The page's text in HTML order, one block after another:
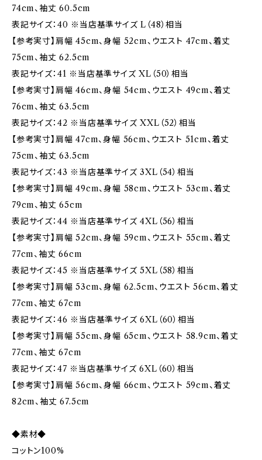
74cm、袖丈 60.5cm
表記サイズ：40 ※当店基準サイズ L（48）相当
【参考実寸】肩幅 45cm、身幅 52cm、ウエスト 47cm、着丈
75cm、袖丈 62.5cm
表記サイズ：41 ※当店基準サイズ XL（50）相当
【参考実寸】肩幅 46cm、身幅 54cm、ウエスト 49cm、着丈
76cm、袖丈 63.5cm
表記サイズ：42 ※当店基準サイズ XXL（52）相当
【参考実寸】肩幅 47cm、身幅 56cm、ウエスト 51cm、着丈
75cm、袖丈 63.5cm
表記サイズ：43 ※当店基準サイズ 3XL（54）相当
【参考実寸】肩幅 49cm、身幅 58cm、ウエスト 53cm、着丈
79cm、袖丈 65cm
表記サイズ：44 ※当店基準サイズ 4XL（56）相当
【参考実寸】肩幅 52cm、身幅 59cm、ウエスト 55cm、着丈
77cm、袖丈 66cm
表記サイズ：45 ※当店基準サイズ 5XL（58）相当
【参考実寸】肩幅 53cm、身幅 62.5cm、ウエスト 56cm、着丈
77cm、袖丈 67cm
表記サイズ：46 ※当店基準サイズ 6XL（60）相当
【参考実寸】肩幅 55cm、身幅 65cm、ウエスト 58.9cm、着丈
77cm、袖丈 67cm
表記サイズ：47 ※当店基準サイズ 6XL（60）相当
【参考実寸】肩幅 56cm、身幅 66cm、ウエスト 59cm、着丈
82cm、袖丈 67.5cm
◆素材◆
コットン100%